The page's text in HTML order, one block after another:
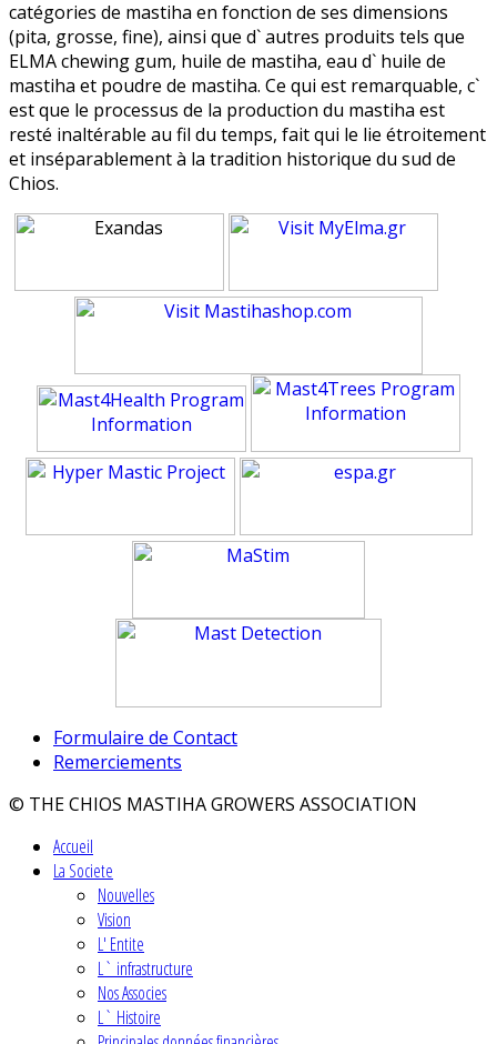
catégories de mastiha en fonction de ses dimensions
(pita, grosse, fine), ainsi que d` autres produits tels que
ELMA chewing gum, huile de mastiha, eau d` huile de
mastiha et poudre de mastiha. Ce qui est remarquable, c`
est que le processus de la production du mastiha est
resté inaltérable au fil du temps, fait qui le lie étroitement
et inséparablement à la tradition historique du sud de
Chios.
Formulaire de Contact
Remerciements
© THE CHIOS MASTIHA GROWERS ASSOCIATION
Accueil
La Societe
Nouvelles
Vision
L' Entite
L` infrastructure
Nos Associes
L` Histoire